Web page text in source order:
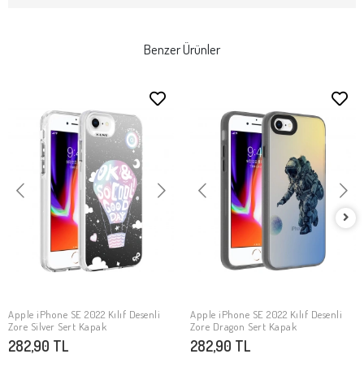
Benzer Ürünler
SEPETE EKLE
Apple iPhone SE 2022 Kılıf Desenli
Zore Silver Sert Kapak
282,90 TL
SEPETE EKLE
Apple iPhone SE 2022 Kılıf Desenli
Zore Dragon Sert Kapak
282,90 TL